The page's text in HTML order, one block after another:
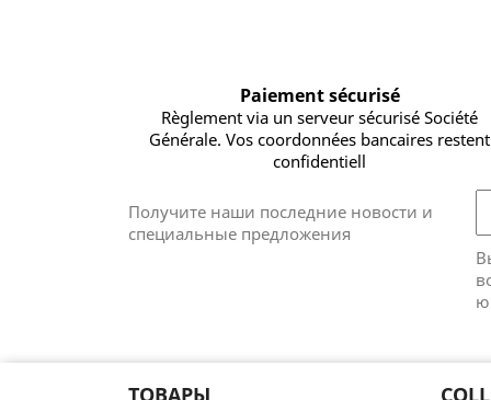
Paiement sécurisé
Règlement via un serveur sécurisé Société
Générale. Vos coordonnées bancaires restent
confidentiell
Получите наши последние новости и
специальные предложения
ТОВАРЫ